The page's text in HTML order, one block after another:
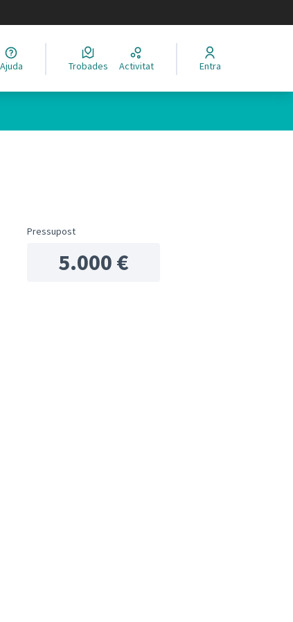
el idioma
Ajuda Trobades Activitat Entra
recursos
Pressupost
5.000 €